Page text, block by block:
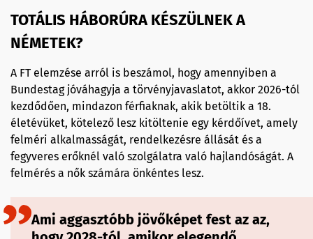
TOTÁLIS HÁBORÚRA KÉSZÜLNEK A
NÉMETEK?
A FT elemzése arról is beszámol, hogy amennyiben a
Bundestag jóváhagyja a törvényjavaslatot, akkor 2026-tól
kezdődően, mindazon férfiaknak, akik betöltik a 18.
életévüket, kötelező lesz kitöltenie egy kérdőívet, amely
felméri alkalmasságát, rendelkezésre állását és a
fegyveres erőknél való szolgálatra való hajlandóságát. A
felmérés a nők számára önkéntes lesz.
Ami aggasztóbb jövőképet fest az az,